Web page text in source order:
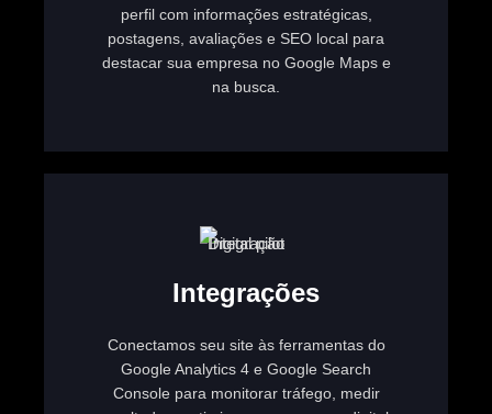
perfil com informações estratégicas,
postagens, avaliações e SEO local para
destacar sua empresa no Google Maps e
na busca.
Integrações
Conectamos seu site às ferramentas do
Google Analytics 4 e Google Search
Console para monitorar tráfego, medir